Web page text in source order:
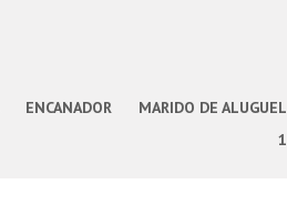
ENCANADOR
MARIDO DE ALUGUEL
1